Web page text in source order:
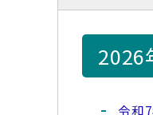
2026
令和